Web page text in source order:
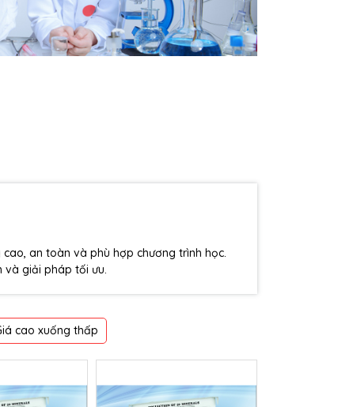
an toàn và phù hợp chương trình học.
giải pháp tối ưu.
cao xuống thấp